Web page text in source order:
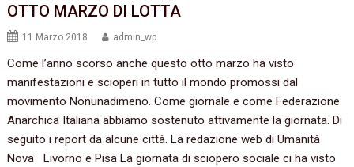
OTTO MARZO DI LOTTA
11 Marzo 2018 admin_wp
Come l’anno scorso anche questo otto marzo ha visto
manifestazioni e scioperi in tutto il mondo promossi dal
movimento Nonunadimeno. Come giornale e come Federazione
Anarchica Italiana abbiamo sostenuto attivamente la giornata. Di
seguito i report da alcune città. La redazione web di Umanità
Nova Livorno e Pisa La giornata di sciopero sociale ci ha visto